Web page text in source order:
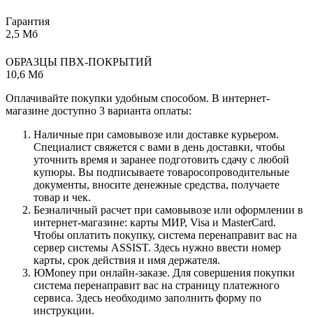
Гарантия
2,5 Мб
ОБРАЗЦЫ ПВХ-ПОКРЫТИЙ
10,6 Мб
Оплачивайте покупки удобным способом. В интернет-
магазине доступно 3 варианта оплаты:
Наличные при самовывозе или доставке курьером.
Специалист свяжется с вами в день доставки, чтобы
уточнить время и заранее подготовить сдачу с любой
купюры. Вы подписываете товаросопроводительные
документы, вносите денежные средства, получаете
товар и чек.
Безналичный расчет при самовывозе или оформлении в
интернет-магазине: карты МИР, Visa и MasterCard.
Чтобы оплатить покупку, система перенаправит вас на
сервер системы ASSIST. Здесь нужно ввести номер
карты, срок действия и имя держателя.
ЮMoney при онлайн-заказе. Для совершения покупки
система перенаправит вас на страницу платежного
сервиса. Здесь необходимо заполнить форму по
инструкции.